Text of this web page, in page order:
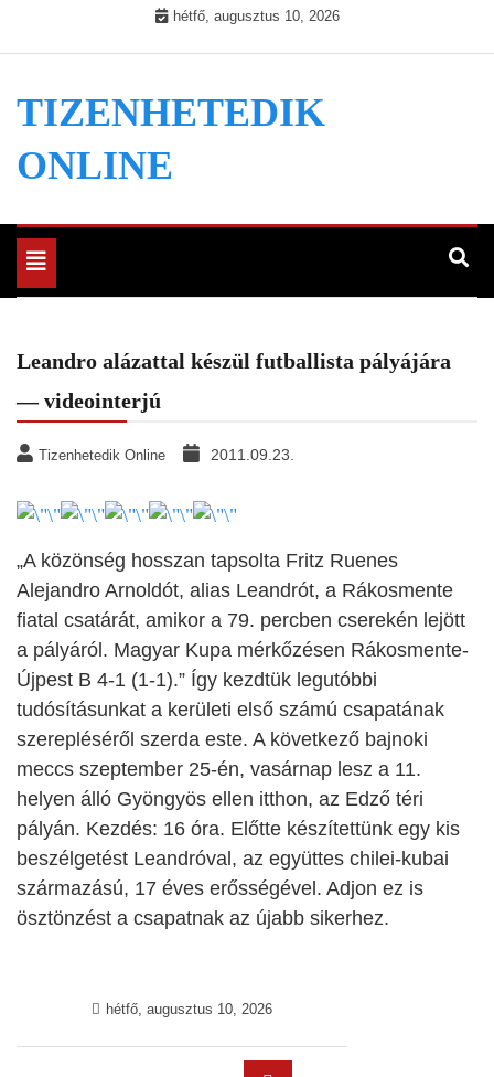
hétfő, augusztus 10, 2026
TIZENHETEDIK
ONLINE
Toggle
navigation
Leandro alázattal készül futballista pályájára
— videointerjú
Tizenhetedik Online 2011.09.23.
„A közönség hosszan tapsolta Fritz Ruenes
Alejandro Arnoldót, alias Leandrót, a Rákosmente
fiatal csatárát, amikor a 79. percben cserekén lejött
a pályáról. Magyar Kupa mérkőzésen Rákosmente-
Újpest B 4-1 (1-1).” Így kezdtük legutóbbi
tudósításunkat a kerületi első számú csapatának
szerepléséről szerda este. A következő bajnoki
meccs szeptember 25-én, vasárnap lesz a 11.
helyen álló Gyöngyös ellen itthon, az Edző téri
pályán. Kezdés: 16 óra. Előtte készítettünk egy kis
beszélgetést Leandróval, az együttes chilei-kubai
származású, 17 éves erősségével. Adjon ez is
ösztönzést a csapatnak az újabb sikerhez.